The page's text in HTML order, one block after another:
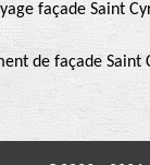
façade Saint
de façade Saint